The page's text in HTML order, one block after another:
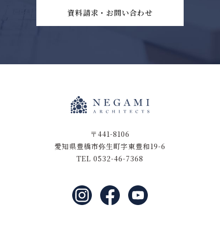
資料請求・お問い合わせ
〒441-8106
愛知県豊橋市弥生町字東豊和19-6
TEL 0532-46-7368